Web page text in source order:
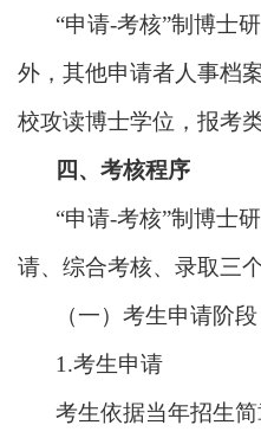
“申请-考核”制博士
外，其他申请者人事档
校攻读博士学位，报考
四、考核程序
“申请-考核”制博士
请、综合考核、录取三个
（一）考生申请阶段
1.考生申请
考生依据当年招生